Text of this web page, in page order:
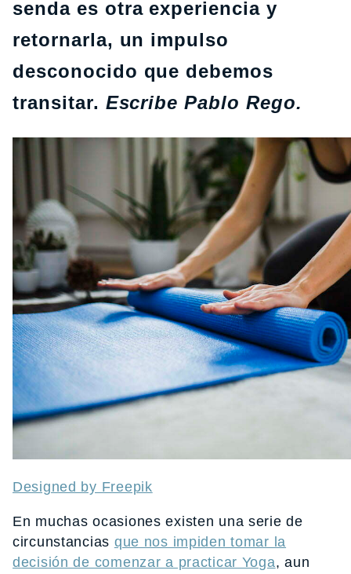
senda es otra experiencia y
retornarla, un impulso
desconocido que debemos
transitar. Escribe Pablo Rego.
Designed by Freepik
En muchas ocasiones existen una serie de
circunstancias que nos impiden tomar la
decisión de comenzar a practicar Yoga, aun